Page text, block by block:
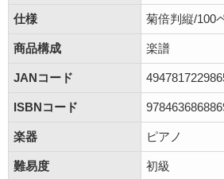
仕様 菊倍判縦/100
商品構成 楽譜
JANコード
ISBNコード
楽器 ピアノ
難易度 初級